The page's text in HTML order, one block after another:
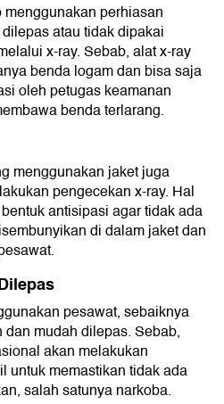
perhiasan
atau tidak dipakai
x-ray. Sebab, alat x-ray
benda logam dan bisa saja
oleh petugas keamanan
benda terlarang.
menggunakan jaket juga
pengecekan x-ray. Hal
antisipasi agar tidak ada
di dalam jaket dan
pesawat, sebaiknya
mudah dilepas. Sebab,
akan melakukan
untuk memastikan tidak ada
salah satunya narkoba.